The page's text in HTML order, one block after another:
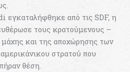
εγκαταλήφθηκε από τις SDF, η
τους κρατούμενους –
μάχης και της αποχώρησης των
στρατού που
θέση.